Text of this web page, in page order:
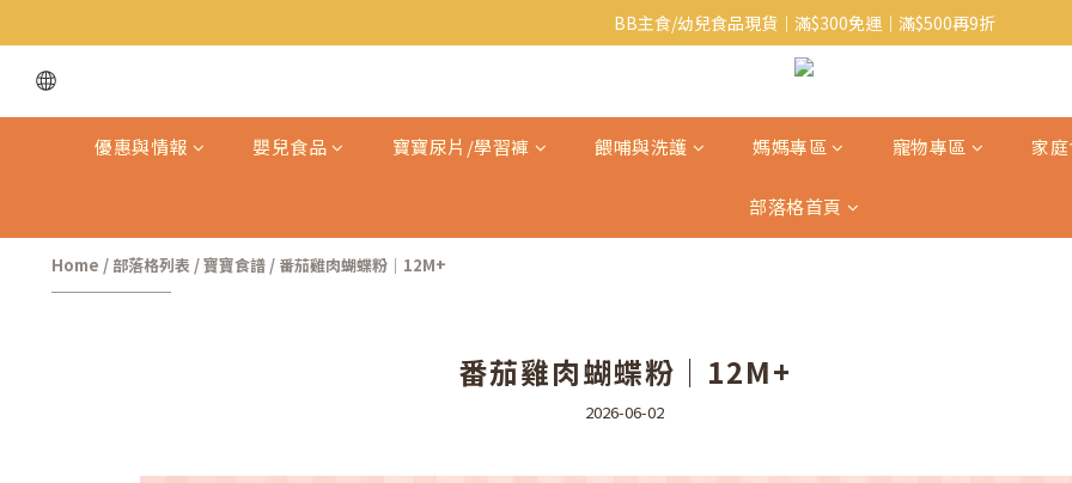
Baby J 意大利有機無麩質動物通粉 清貨平賣中!!
BB主食/幼兒食品現貨｜滿$300免運｜滿$500再9折
Baby J 有機蝴蝶麵熱賣中!
Baby J 意大利有機無麩質動物通粉 清貨平賣中!!
優惠與情報 嬰兒食品 寶寶尿片/學習褲 餵哺與洗護 媽媽專區 寵物專區 家
部落格首頁
Home / 部落格列表 /寶寶食譜 / 番茄雞肉蝴蝶粉｜12M+
番茄雞肉蝴蝶粉｜12M+
2026-06-02